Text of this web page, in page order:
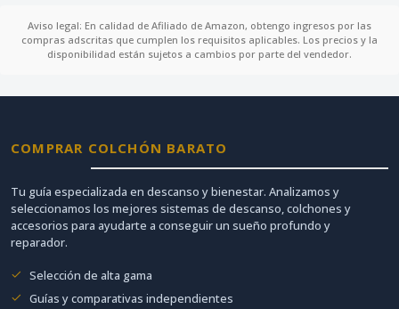
Aviso legal: En calidad de Afiliado de Amazon, obtengo ingresos por las
compras adscritas que cumplen los requisitos aplicables. Los precios y la
disponibilidad están sujetos a cambios por parte del vendedor.
COMPRAR COLCHÓN BARATO
Tu guía especializada en descanso y bienestar. Analizamos y
seleccionamos los mejores sistemas de descanso, colchones y
accesorios para ayudarte a conseguir un sueño profundo y
reparador.
Selección de alta gama
Guías y comparativas independientes